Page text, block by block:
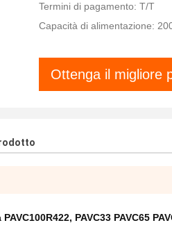
Termini di pagamento: T/T
Capacità di alimentazione:
Ottenga il migliore
, PAVC33 PAVC65